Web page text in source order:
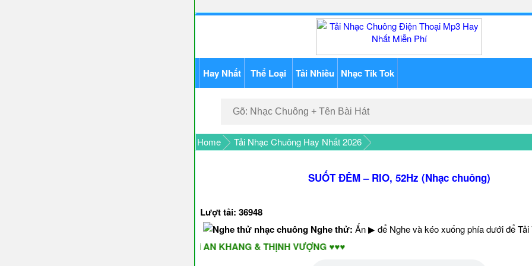
Hay Nhất Thể Loại Tải Nhiều Nhạc Tik Tok
Home Tải Nhạc Chuông Hay Nhất 2026
SUỐT ĐÊM – RIO, 52Hz (Nhạc chuông)
Lượt tải: 36948
Nghe thử: Ấn ▶ để Nghe và kéo xuống phía dưới để Tải
Nghe và Tải Nhạc Vui Vẻ - Năm Mới AN KHANG & THỊNH VƯỢNG ♥♥♥